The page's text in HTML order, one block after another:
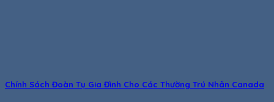
Chính Sách Đoàn Tụ Gia Đình Cho Các Thường Trú Nhân Canada